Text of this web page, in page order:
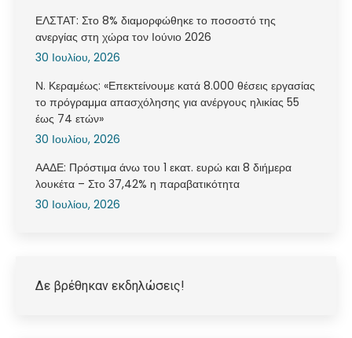
ΕΛΣΤΑΤ: Στο 8% διαμορφώθηκε το ποσοστό της
ανεργίας στη χώρα τον Ιούνιο 2026
30 Ιουλίου, 2026
Ν. Κεραμέως: «Επεκτείνουμε κατά 8.000 θέσεις εργασίας
το πρόγραμμα απασχόλησης για ανέργους ηλικίας 55
έως 74 ετών»
30 Ιουλίου, 2026
ΑΑΔΕ: Πρόστιμα άνω του 1 εκατ. ευρώ και 8 διήμερα
λουκέτα – Στο 37,42% η παραβατικότητα
30 Ιουλίου, 2026
Δε βρέθηκαν εκδηλώσεις!